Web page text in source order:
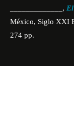
_____________,
México, Siglo XXI
274 pp.